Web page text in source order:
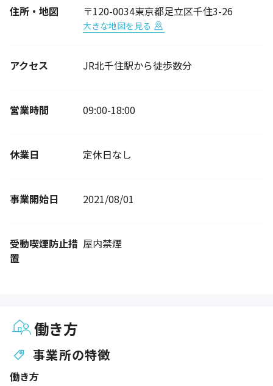
住所・地図
〒120-0034東京都足立区千住3-26
大きな地図を見る
アクセス JR北千住駅から徒歩数分
営業時間 09:00-18:00
休業日 定休日なし
事業開始日 2021/08/01
受動喫煙防止措
置
屋内禁煙
働き方
事業所の特徴
働き方